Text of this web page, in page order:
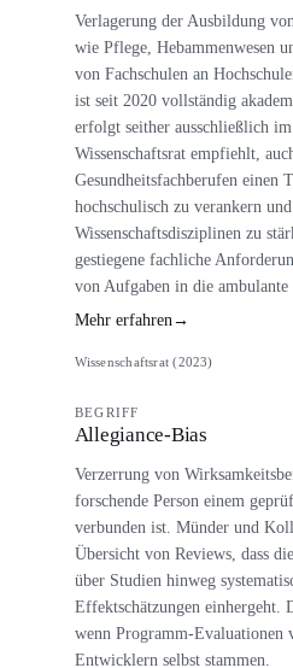
Verlagerung der Ausbildung
wie Pflege, Hebammenwesen
von Fachschulen an
ist seit 2020 vollständig
erfolgt seither ausschließlich
Wissenschaftsrat empfiehlt,
Gesundheitsfachberufen einen
hochschulisch zu verankern
Wissenschaftsdisziplinen zu
gestiegene fachliche
von Aufgaben in die ambulante
Mehr erfahren→
Wissenschaftsrat (2023)
BEGRIFF
Allegiance-Bias
Verzerrung von
forschende Person einem
verbunden ist. Münder und
Übersicht von Reviews, dass
über Studien hinweg
Effektschätzungen einhergeht.
wenn Programm-Evaluationen
Entwicklern selbst stammen.